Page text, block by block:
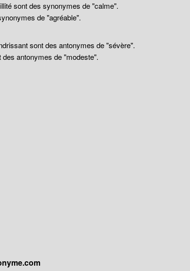
sont des synonymes de "calme".
de "agréable".
sont des antonymes de "sévère".
antonymes de "modeste".